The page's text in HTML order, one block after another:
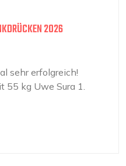
2026
sehr erfolgreich!
55 kg Uwe Sura 1.